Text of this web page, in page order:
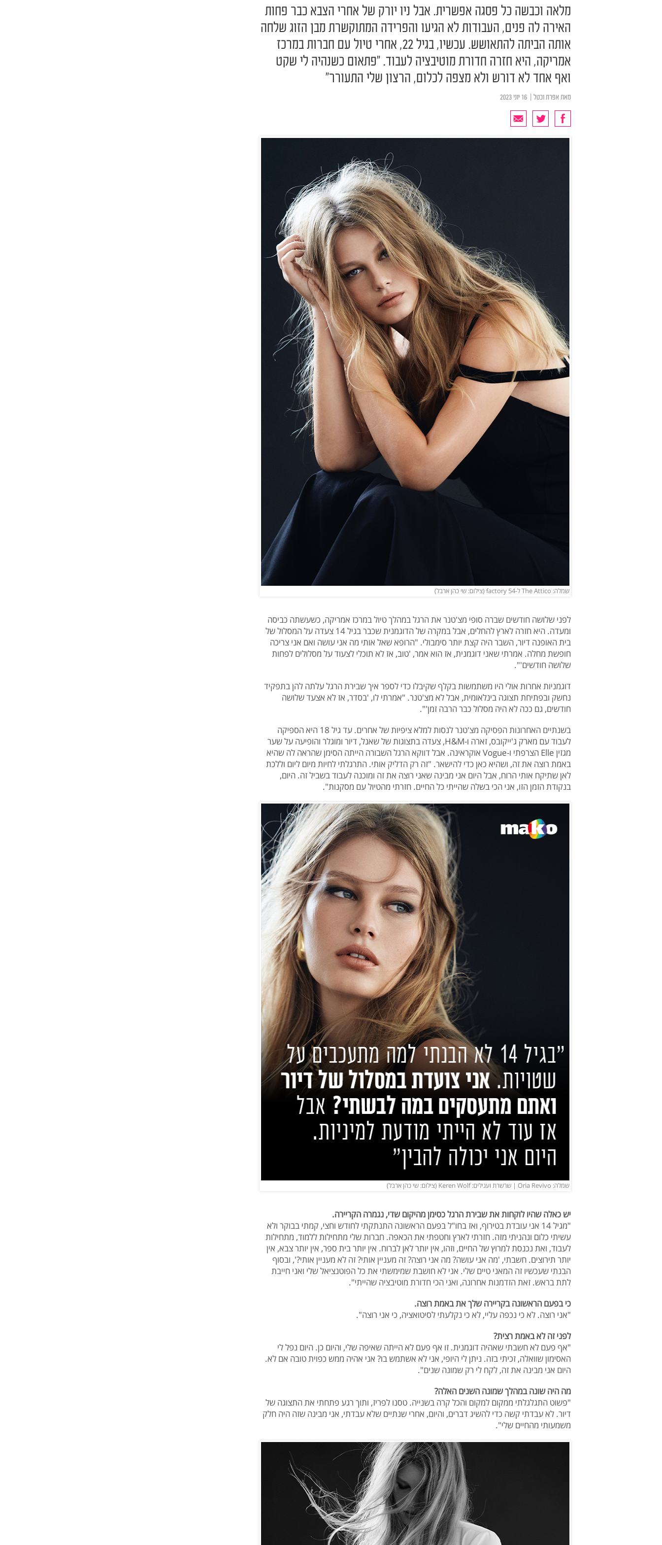
מלאה וכבשה כל פסגה אפשרית. אבל ניו יורק של אחרי הצבא כבר פחות
האירה לה פנים, העבודות לא הגיעו והפרידה המתוקשרת מבן הזוג שלחה
אותה הביתה להתאושש. עכשיו, בגיל 22, אחרי טיול עם חברות במרכז
אמריקה, היא חזרה חדורת מוטיבציה לעבוד. "פתאום כשנהיה לי שקט
ואף אחד לא דורש ולא מצפה לכלום, הרצון שלי התעורר"
מאתאפרת וכטל
שמלה: The Attico ל-factory 54 (צילום: שי כהן ארבל)
לפני שלושה חודשים שברה סופי מצ'טנר את הרגל במהלך טיול במרכז אמריקה, כשעשתה כביסה
ומעדה. היא חזרה לארץ להחלים, אבל במקרה של הדוגמנית שכבר בגיל 14 צעדה על המסלול של
בית האופנה דיור, השבר היה קצת יותר סימבולי. "הרופא שאל אותי מה אני עושה ואם אני צריכה
חופשת מחלה. אמרתי שאני דוגמנית, אז הוא אמר, 'טוב, אז לא תוכלי לצעוד על מסלולים לפחות
שלושה חודשים'".
דוגמניות אחרות אולי היו משתמשות בקלף שקיבלו כדי לספר איך שבירת הרגל עלתה להן בתפקיד
נחשק ובפתיחת תצוגה בינלאומית, אבל לא מצ'טנר. "אמרתי לו, 'בסדר, אז לא אצעד שלושה
חודשים, גם ככה לא היה מסלול כבר הרבה זמן'".
בשנתיים האחרונות הפסיקה מצ'טנר לנסות למלא ציפיות של אחרים. עד גיל 18 היא הספיקה
לעבוד עם מארק ג'ייקובס, זארה ו-H&M, צעדה בתצוגות של שאנל, דיור ומוגלר והופיעה על שער
מגזין Elle הצרפתי ו-Vogue אוקראינה. אבל דווקא הרגל השבורה הייתה הסימן שהראה לה שהיא
באמת רוצה את זה, ושהיא כאן כדי להישאר. "זה רק הדליק אותי. התרגלתי לחיות מיום ליום וללכת
לאן שתיקח אותי הרוח, אבל היום אני מבינה שאני רוצה את זה ומוכנה לעבוד בשביל זה. היום,
בנקודת הזמן הזו, אני הכי בשלה שהייתי כל החיים. חזרתי מהטיול עם מסקנות".
שמלה: Oria Revivo | שרשרת ועגילים: Keren Wolf (צילום: שי כהן ארבל)
יש כאלה שהיו לוקחות את שבירת הרגל כסימן מהיקום שדי, נגמרה הקריירה.
"מגיל 14 אני עובדת בטירוף, ואז בחו"ל בפעם הראשונה התנתקתי לחודש וחצי, קמתי בבוקר ולא
עשיתי כלום ונהניתי מזה. חזרתי לארץ וחטפתי את הכאפה. חברות שלי מתחילות ללמוד, מתחילות
לעבוד, ואת נכנסת למרוץ של החיים, וזהו, אין יותר לאן לברוח. אין יותר בית ספר, אין יותר צבא, אין
יותר תירוצים. חשבתי, 'מה אני עושה? מה אני רוצה? זה מעניין אותי? זה לא מעניין אותי?', ובסוף
הבנתי שעכשיו זה המאני טיים שלי. אני לא חושבת שמימשתי את כל הפוטנציאל שלי ואני חייבת
לתת בראש. זאת הזדמנות אחרונה, ואני הכי חדורת מוטיבציה שהייתי".
כי בפעם הראשונה בקריירה שלך את באמת רוצה.
"אני רוצה. לא כי נכפה עליי, לא כי נקלעתי לסיטואציה, כי אני רוצה".
לפני זה לא באמת רצית?
"אף פעם לא חשבתי שאהיה דוגמנית. זו אף פעם לא הייתה שאיפה שלי, והיום כן. היום נפל לי
האסימון שוואלה, זכיתי בזה. ניתן לי היופי, אני לא אשתמש בו? אני אהיה ממש כפוית טובה אם לא.
היום אני מבינה את זה, לקח לי רק שמונה שנים".
מה היה שונה במהלך שמונה השנים האלה?
"פשוט התגלגלתי ממקום למקום והכל קרה בשנייה. טסנו לפריז, ותוך רגע פתחתי את התצוגה של
דיור. לא עבדתי קשה כדי להשיג דברים, והיום, אחרי שנתיים שלא עבדתי, אני מבינה שזה היה חלק
משמעותי מהחיים שלי".